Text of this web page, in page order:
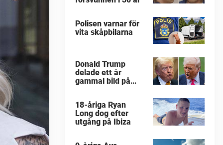
Polisen varnar för
vita skåpbilarna
Donald Trump
delade ett år
gammal bild på
18-åriga Ryan
Long dog efter
utgång på Ibiza